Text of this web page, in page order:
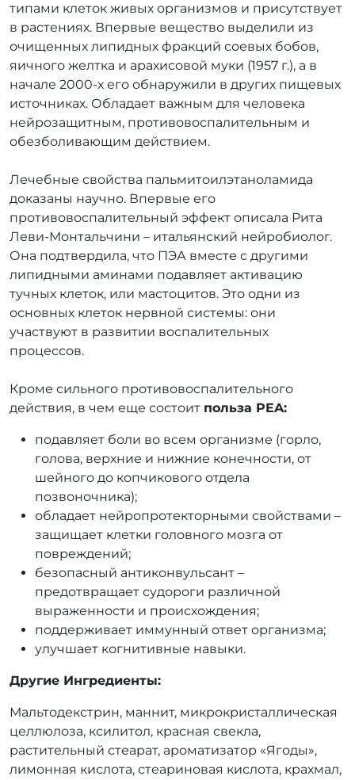
типами клеток живых организмов и присутствует
в растениях. Впервые вещество выделили из
очищенных липидных фракций соевых бобов,
яичного желтка и арахисовой муки (1957 г.), а в
начале 2000-х его обнаружили в других пищевых
источниках. Обладает важным для человека
нейрозащитным, противовоспалительным и
обезболивающим действием.
Лечебные свойства пальмитоилэтаноламида
доказаны научно. Впервые его
противовоспалительный эффект описала Рита
Леви-Монтальчини – итальянский нейробиолог.
Она подтвердила, что ПЭА вместе с другими
липидными аминами подавляет активацию
тучных клеток, или мастоцитов. Это одни из
основных клеток нервной системы: они
участвуют в развитии воспалительных
процессов.
Кроме сильного противовоспалительного
действия, в чем еще состоит польза PEA:
подавляет боли во всем организме (горло,
голова, верхние и нижние конечности, от
шейного до копчикового отдела
позвоночника);
обладает нейропротекторными свойствами –
защищает клетки головного мозга от
повреждений;
безопасный антиконвульсант –
предотвращает судороги различной
выраженности и происхождения;
поддерживает иммунный ответ организма;
улучшает когнитивные навыки.
Другие Ингредиенты:
Мальтодекстрин, маннит, микрокристаллическая
целлюлоза, ксилитол, красная свекла,
растительный стеарат, ароматизатор «Ягоды»,
лимонная кислота, стеариновая кислота, крахмал,